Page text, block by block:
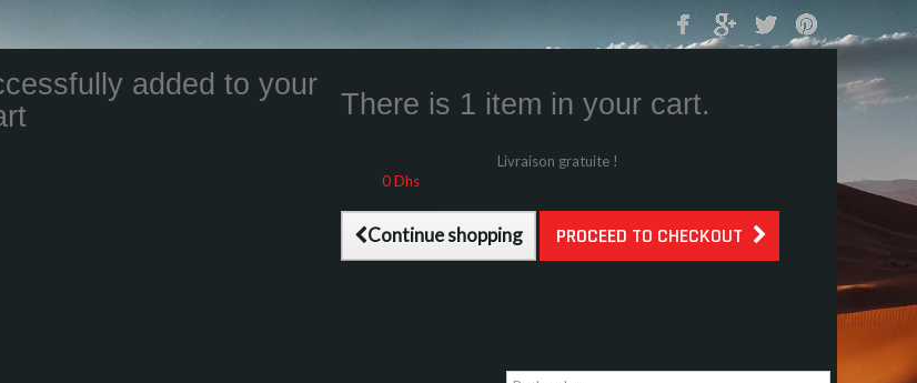
added to your
There is 1 item in your cart.
Livraison gratuite !
0 Dhs
Continue shopping PROCEED TO CHECKOUT